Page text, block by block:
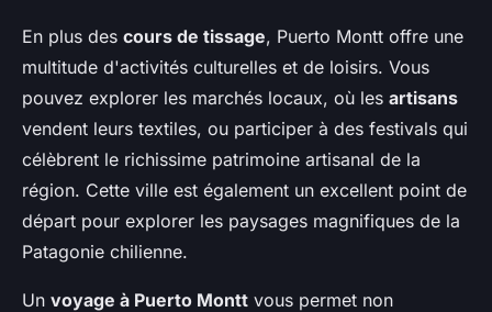
En plus des cours de tissage, Puerto Montt offre une
multitude d'activités culturelles et de loisirs. Vous
pouvez explorer les marchés locaux, où les artisans
vendent leurs textiles, ou participer à des festivals qui
célèbrent le richissime patrimoine artisanal de la
région. Cette ville est également un excellent point de
départ pour explorer les paysages magnifiques de la
Patagonie chilienne.
Un voyage à Puerto Montt vous permet non